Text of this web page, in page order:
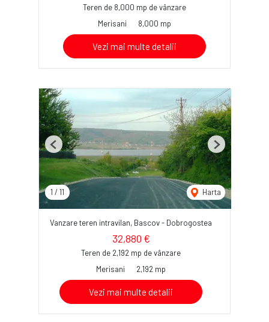
Teren de 8,000 mp de vânzare
Merisani
8,000 mp
Vezi mai multe detalii
1 / 11 Harta
Previous Next
Vanzare teren intravilan, Bascov - Dobrogostea
32,880 €
Teren de 2,192 mp de vânzare
Merisani
2,192 mp
Vezi mai multe detalii